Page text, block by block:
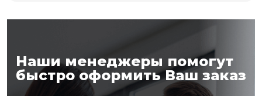
Наши менеджеры помогут
быстро оформить Ваш заказ